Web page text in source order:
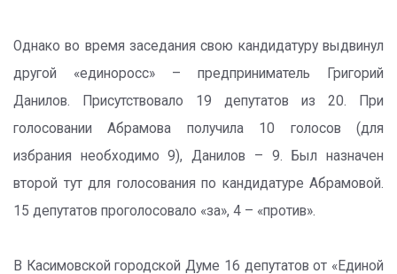
Однако во время заседания свою кандидатуру выдвинул
другой «единоросс» – предприниматель Григорий
Данилов. Присутствовало 19 депутатов из 20. При
голосовании Абрамова получила 10 голосов (для
избрания необходимо 9), Данилов – 9. Был назначен
второй тут для голосования по кандидатуре Абрамовой.
15 депутатов проголосовало «за», 4 – «против».
В Касимовской городской Думе 16 депутатов от «Единой